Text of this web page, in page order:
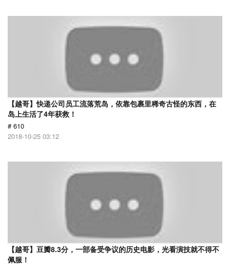
【越哥】快递公司员工流落荒岛，依靠包裹里稀奇古怪的东西，在
岛上生活了4年获救！
# 610
2018-10-25 03:12
【越哥】豆瓣8.3分，一部备受争议的历史电影，光看演技就不得不
佩服！